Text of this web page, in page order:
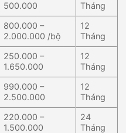
500.000
Tháng
800.000 –
2.000.000 /bộ
12
Tháng
250.000 –
1.650.000
12
Tháng
990.000 –
2.500.000
12
Tháng
220.000 –
1.500.000
24
Tháng